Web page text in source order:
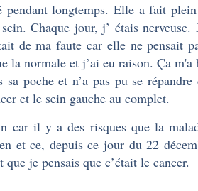
longtemps. Elle a fait plein
Chaque jour, j’ étais nerveuse.
de ma faute car elle ne pensait
la normale et j’ai eu raison. Ça m'a
poche et n’a pas pu se répandre
et le sein gauche au complet.
car il y a des risques que la
et ce, depuis ce jour du 22
je pensais que c’était le cancer.